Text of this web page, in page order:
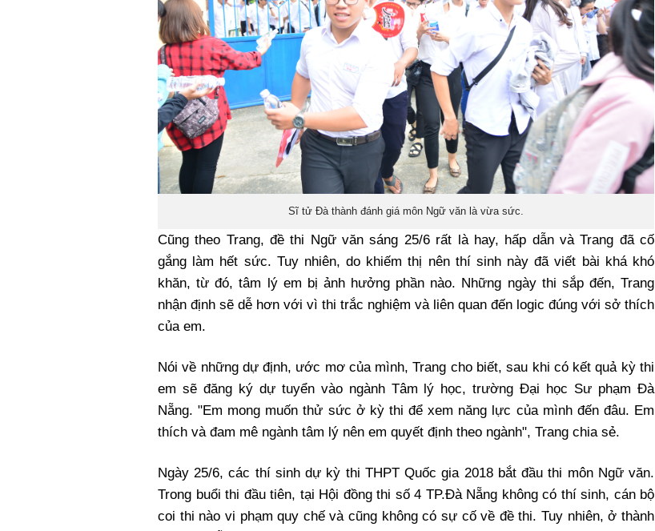
Sĩ tử Đà thành đánh giá môn Ngữ văn là vừa sức.
Cũng theo Trang, đề thi Ngữ văn sáng 25/6 rất là hay, hấp dẫn và Trang đã cố
gắng làm hết sức. Tuy nhiên, do khiếm thị nên thí sinh này đã viết bài khá khó
khăn, từ đó, tâm lý em bị ảnh hưởng phần nào. Những ngày thi sắp đến, Trang
nhận định sẽ dễ hơn với vì thi trắc nghiệm và liên quan đến logic đúng với sở thích
của em.
Nói về những dự định, ước mơ của mình, Trang cho biết, sau khi có kết quả kỳ thi
em sẽ đăng ký dự tuyển vào ngành Tâm lý học, trường Đại học Sư phạm Đà
Nẵng. "Em mong muốn thử sức ở kỳ thi để xem năng lực của mình đến đâu. Em
thích và đam mê ngành tâm lý nên em quyết định theo ngành", Trang chia sẻ.
Ngày 25/6, các thí sinh dự kỳ thi THPT Quốc gia 2018 bắt đầu thi môn Ngữ văn.
Trong buổi thi đầu tiên, tại Hội đồng thi số 4 TP.Đà Nẵng không có thí sinh, cán bộ
coi thi nào vi phạm quy chế và cũng không có sự cố về đề thi. Tuy nhiên, ở thành